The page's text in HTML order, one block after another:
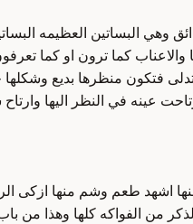
وهي البساتين العظيمه
والاعناب كما ترون او كما
فتكون منظرها بديع
عينه في النظر اليها
اشهد طعم وشم منها ازكى
من الفواكه كلها وهذا من